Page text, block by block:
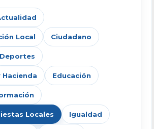
Local Ciudadano
Deportes
Hacienda Educación
Locales Igualdad